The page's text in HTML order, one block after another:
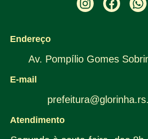
Endereço
Av. Pompílio Gomes
E-mail
Atendimento